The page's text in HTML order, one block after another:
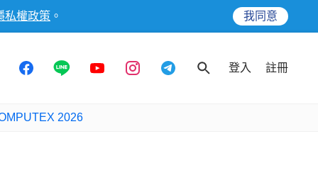
私權政策 。 我同意
登入 註冊
2026